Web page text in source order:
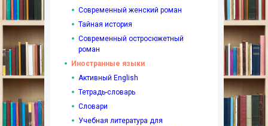
Современный женский роман
Тайная история
Современный остросюжетный
роман
Иностранные языки
Активный English
Тетрадь-словарь
Словари
Учебная литература для